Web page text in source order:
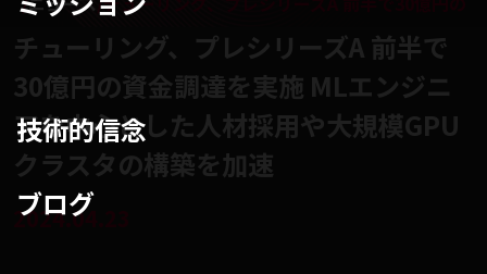
技術的信念
ブログ
チューリング、プレシリーズA 前半で
30億円の資金調達を実施 MLエンジニ
アを中心とした人材採用や大規模GPU
クラスタの構築を加速
2024.04.23